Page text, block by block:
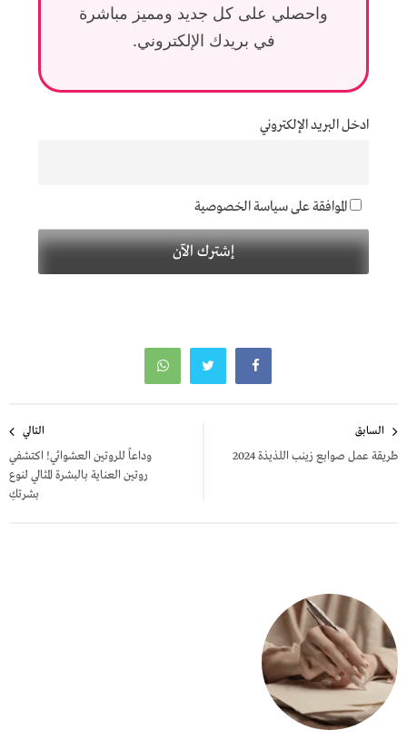
واحصلي على كل جديد ومميز مباشرة
في بريدك الإلكتروني.
ادخل البريد الإلكتروني
الموافقة على سياسة الخصوصية
المقالات
السابق
طريقة عمل صوابع زينب اللذيذة 2024
التالي
وداعاً للروتين العشوائي! اكتشفي
روتين العناية بالبشرة المثالي لنوع
بشرتكِ